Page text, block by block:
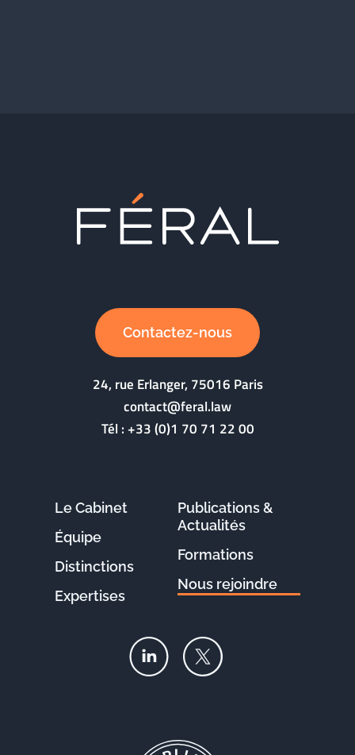
Contactez-nous
24, rue Erlanger, 75016 Paris
contact@feral.law
Tél :+33 (0)1 70 71 22 00
Le Cabinet
Équipe
Distinctions
Expertises
Publications &
Actualités
Formations
Nous rejoindre